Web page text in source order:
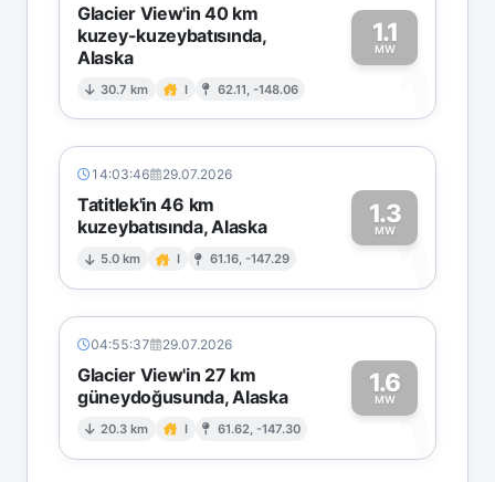
Glacier View'in 40 km
kuzey-kuzeybatısında,
Alaska
30.7 km I 62.11, -148.06
1.1
MW
1
14:03:46 29.07.2026
Tatitlek'in 46 km
kuzeybatısında, Alaska
5.0 km I 61.16, -147.29
1.3
MW1
04:55:37 29.07.2026
Glacier View'in 27 km
güneydoğusunda, Alaska
20.3 km I 61.62, -147.30
1.6
MW1